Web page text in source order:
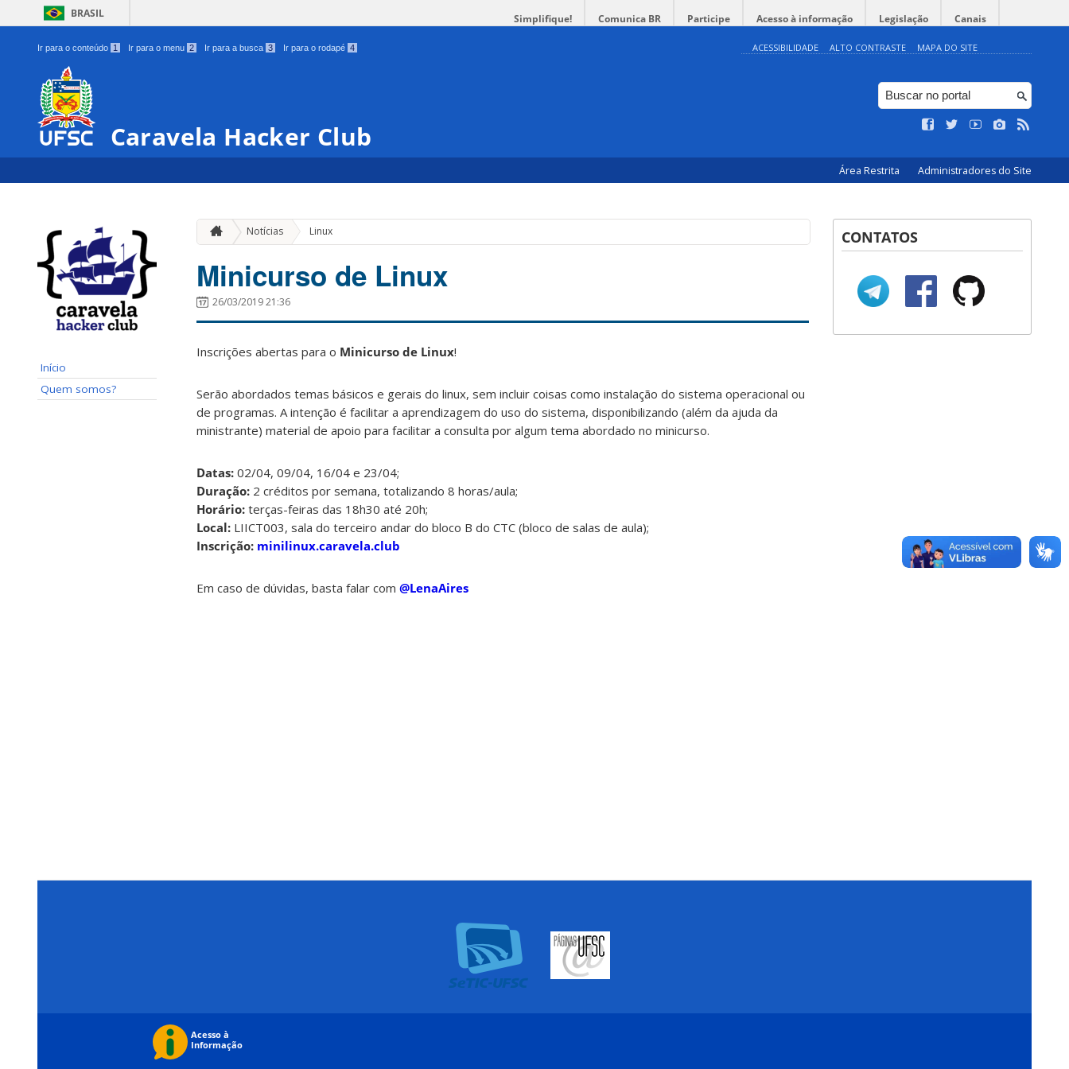
BRASIL Simplifique! Comunica BR Participe Acesso à informação Legislação Canais
Ir para o conteúdo 1 Ir para o menu 2 Ir para a busca 3 Ir para o rodapé 4 ACESSIBILIDADE ALTO CONTRASTE MAPA DO SITE
Caravela Hacker Club
Área Restrita Administradores do Site
Início
Quem somos?
Notícias Linux
Minicurso de Linux
26/03/2019 21:36
Inscrições abertas para o Minicurso de Linux!
Serão abordados temas básicos e gerais do linux, sem incluir coisas como instalação do sistema operacional ou
de programas. A intenção é facilitar a aprendizagem do uso do sistema, disponibilizando (além da ajuda da
ministrante) material de apoio para facilitar a consulta por algum tema abordado no minicurso.
Datas: 02/04, 09/04, 16/04 e 23/04;
Duração: 2 créditos por semana, totalizando 8 horas/aula;
Horário: terças-feiras das 18h30 até 20h;
Local: LIICT003, sala do terceiro andar do bloco B do CTC (bloco de salas de aula);
Inscrição: minilinux.caravela.club
Em caso de dúvidas, basta falar com @LenaAires
CONTATOS